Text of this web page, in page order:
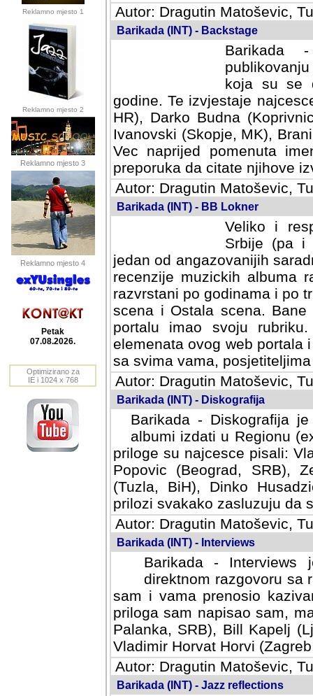
Reklamno mjesto 1
Reklamno mjesto 2
Reklamno mjesto 3
Reklamno mjesto 4
Petak
07.08.2026.
Optimizirano za
IE i 1024 x 768
Autor: Dragutin Matoševic,
Barikada (INT) - Backstage
Barikada
koja su se
godine. Te izvjestaje
HR), Darko Budna
Ivanovski (Skopje, MK),
Vec naprijed pomenuta
preporuka da citate njihove
Autor: Dragutin Matoševic,
Barikada (INT) - BB Lokner
Veliko i
Srbije (pa i
jedan od angazovanijih
recenzije muzickih albuma
razvrstani po godinama i po
scena i Ostala scena.
portalu imao svoju
elemenata ovog web portala
sa svima vama,
Autor: Dragutin Matoševic,
Barikada (INT) - Diskografija
Barikada - Diskografija
albumi izdati u Regionu
priloge su najcesce pisali:
Popovic (Beograd, SRB),
(Tuzla, BiH), Dinko
prilozi svakako zasluzuju da
Autor: Dragutin Matoševic,
Barikada (INT) - Interviews
Barikada -
direktnom razgovoru sa
sam i vama prenosio
priloga sam napisao sam,
Palanka, SRB), Bill Kapelj
Vladimir Horvat Horvi
Autor: Dragutin Matoševic,
Barikada (INT) - Jazz reflections